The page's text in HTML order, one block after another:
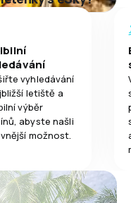
vyhledávání
letiště a
výběr
abyste našli
možnost.